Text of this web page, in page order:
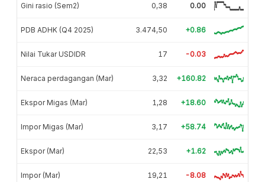
Gini rasio (Sem2) 0,38 0.00
PDB ADHK (Q4 2025) 3.474,50 +0.86
Nilai Tukar USDIDR 17 -0.03
Neraca perdagangan (Mar) 3,32 +160.82
Ekspor Migas (Mar) 1,28 +18.60
Impor Migas (Mar) 3,17 +58.74
Ekspor (Mar) 22,53 +1.62
Impor (Mar) 19,21 -8.08